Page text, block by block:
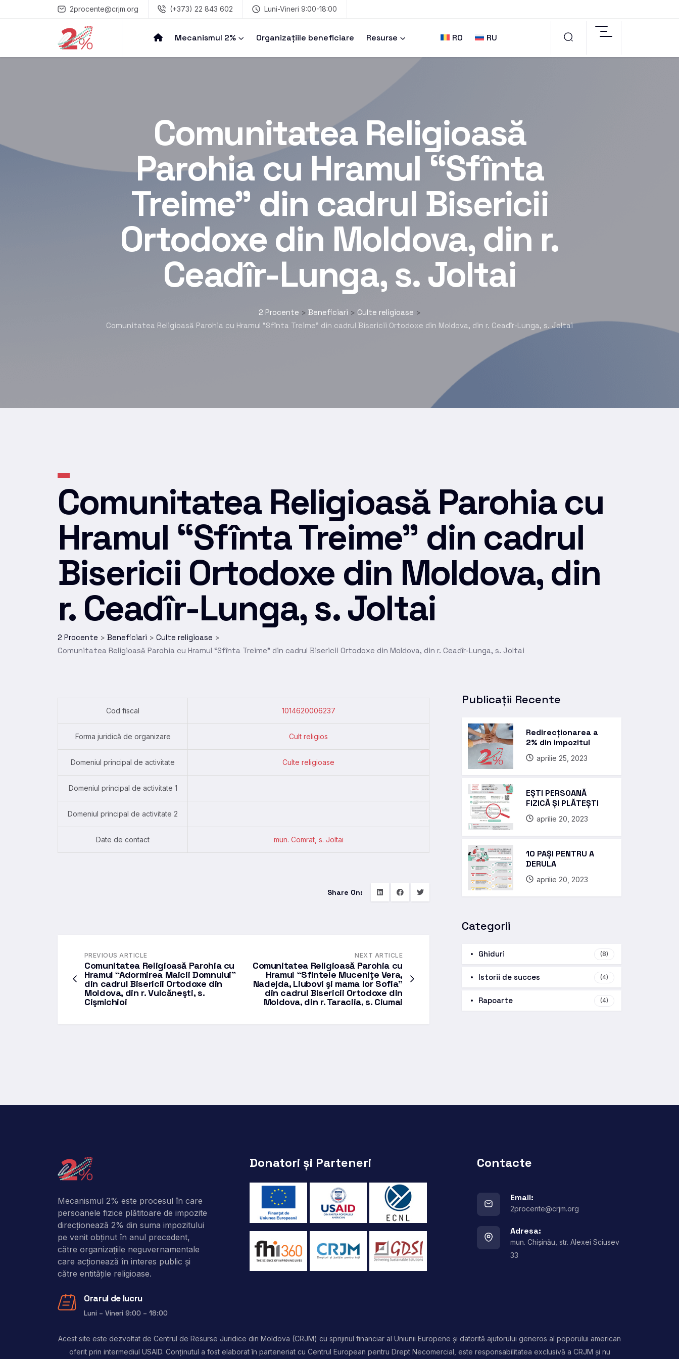
2procente@crjm.org (+373) 22 843 602 Luni-Vineri 9:00-18:00
Mecanismul 2% Organizațiile beneficiare Resurse RO RU
Comunitatea Religioasă
Parohia cu Hramul “Sfînta
Treime” din cadrul Bisericii
Ortodoxe din Moldova, din r.
Ceadîr-Lunga, s. Joltai
2 Procente > Beneficiari > Culte religioase >
Comunitatea Religioasă Parohia cu Hramul “Sfînta Treime” din cadrul Bisericii Ortodoxe din Moldova, din r. Ceadîr-Lunga, s. Joltai
Comunitatea Religioasă Parohia cu
Hramul “Sfînta Treime” din cadrul
Bisericii Ortodoxe din Moldova, din
r. Ceadîr-Lunga, s. Joltai
2 Procente > Beneficiari > Culte religioase >
Comunitatea Religioasă Parohia cu Hramul “Sfînta Treime” din cadrul Bisericii Ortodoxe din Moldova, din r. Ceadîr-Lunga, s. Joltai
Cod fiscal 1014620006237
Forma juridică de organizare Cult religios
Domeniul principal de activitate Culte religioase
Domeniul principal de activitate 1
Domeniul principal de activitate 2
Date de contact mun. Comrat, s. Joltai
Share On:
PREVIOUS ARTICLE
Comunitatea Religioasă Parohia cu
Hramul “Adormirea Maicii Domnului”
din cadrul Bisericii Ortodoxe din
Moldova, din r. Vulcăneşti, s.
Cişmichioi
NEXT ARTICLE
Comunitatea Religioasă Parohia cu
Hramul “Sfintele Muceniţe Vera,
Nadejda, Liubovi şi mama lor Sofia”
din cadrul Bisericii Ortodoxe din
Moldova, din r. Taraclia, s. Ciumai
Publicații Recente
Redirecționarea a
2% din impozitul
aprilie 25, 2023
EȘTI PERSOANĂ
FIZICĂ ȘI PLĂTEȘTI
aprilie 20, 2023
10 PAȘI PENTRU A
DERULA
aprilie 20, 2023
Categorii
Ghiduri (8)
Istorii de succes (4)
Rapoarte (4)
Mecanismul 2% este procesul în care
persoanele fizice plătitoare de impozite
direcţionează 2% din suma impozitului
pe venit obţinut în anul precedent,
către organizaţiile neguvernamentale
care acţionează în interes public şi
către entitățile religioase.
Orarul de lucru
Luni – Vineri 9:00 – 18:00
Donatori și Parteneri Contacte
Email:
2procente@crjm.org
Adresa:
mun. Chișinău, str. Alexei Sciusev
33
Acest site este dezvoltat de Centrul de Resurse Juridice din Moldova (CRJM) cu sprijinul financiar al Uniunii Europene și datorită ajutorului generos al poporului american
oferit prin intermediul USAID. Conținutul a fost elaborat în parteneriat cu Centrul European pentru Drept Necomercial, este responsabilitatea exclusivă a CRJM și nu